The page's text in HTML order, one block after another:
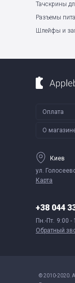
Тачскрины
Разъемы
Шлейфы и
Оплата
О
Киев
ул.
Карта
+38 044
Пн.-Пт. 9:00 -
Обратный
© 2010-2020.